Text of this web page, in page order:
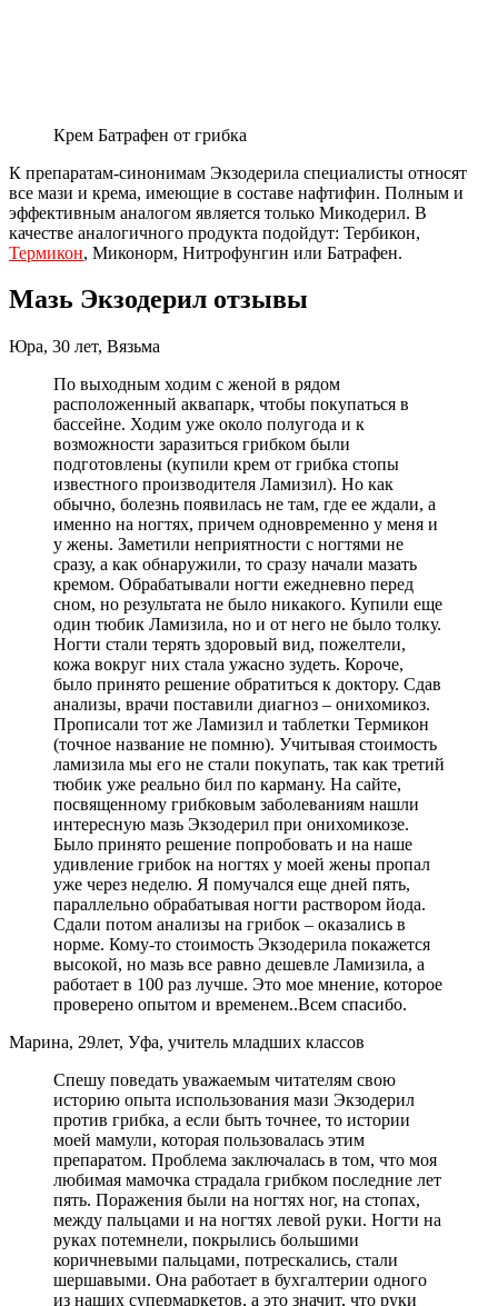
Крем Батрафен от грибка
К препаратам-синонимам Экзодерила специалисты относят
все мази и крема, имеющие в составе нафтифин. Полным и
эффективным аналогом является только Микодерил. В
качестве аналогичного продукта подойдут: Тербикон,
Термикон, Миконорм, Нитрофунгин или Батрафен.
Мазь Экзодерил отзывы
Юра, 30 лет, Вязьма
По выходным ходим с женой в рядом
расположенный аквапарк, чтобы покупаться в
бассейне. Ходим уже около полугода и к
возможности заразиться грибком были
подготовлены (купили крем от грибка стопы
известного производителя Ламизил). Но как
обычно, болезнь появилась не там, где ее ждали, а
именно на ногтях, причем одновременно у меня и
у жены. Заметили неприятности с ногтями не
сразу, а как обнаружили, то сразу начали мазать
кремом. Обрабатывали ногти ежедневно перед
сном, но результата не было никакого. Купили еще
один тюбик Ламизила, но и от него не было толку.
Ногти стали терять здоровый вид, пожелтели,
кожа вокруг них стала ужасно зудеть. Короче,
было принято решение обратиться к доктору. Сдав
анализы, врачи поставили диагноз – онихомикоз.
Прописали тот же Ламизил и таблетки Термикон
(точное название не помню). Учитывая стоимость
ламизила мы его не стали покупать, так как третий
тюбик уже реально бил по карману. На сайте,
посвященному грибковым заболеваниям нашли
интересную мазь Экзодерил при онихомикозе.
Было принято решение попробовать и на наше
удивление грибок на ногтях у моей жены пропал
уже через неделю. Я помучался еще дней пять,
параллельно обрабатывая ногти раствором йода.
Сдали потом анализы на грибок – оказались в
норме. Кому-то стоимость Экзодерила покажется
высокой, но мазь все равно дешевле Ламизила, а
работает в 100 раз лучше. Это мое мнение, которое
проверено опытом и временем..Всем спасибо.
Марина, 29лет, Уфа, учитель младших классов
Спешу поведать уважаемым читателям свою
историю опыта использования мази Экзодерил
против грибка, а если быть точнее, то истории
моей мамули, которая пользовалась этим
препаратом. Проблема заключалась в том, что моя
любимая мамочка страдала грибком последние лет
пять. Поражения были на ногтях ног, на стопах,
между пальцами и на ногтях левой руки. Ногти на
руках потемнели, покрылись большими
коричневыми пальцами, потрескались, стали
шершавыми. Она работает в бухгалтерии одного
из наших супермаркетов, а это значит, что руки